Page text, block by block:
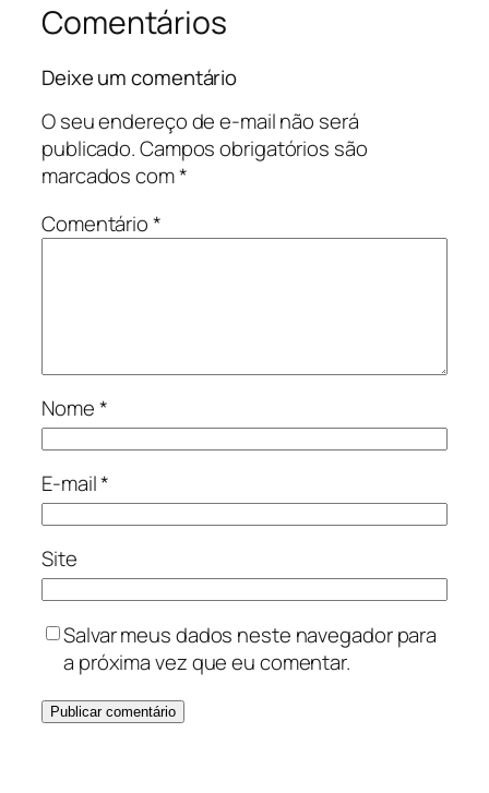
Comentários
Deixe um comentário
O seu endereço de e-mail não será
publicado.Campos obrigatórios são
marcados com*
Comentário*
Nome*
E-mail*
Site
Salvar meus dados neste navegador para
a próxima vez que eu comentar.